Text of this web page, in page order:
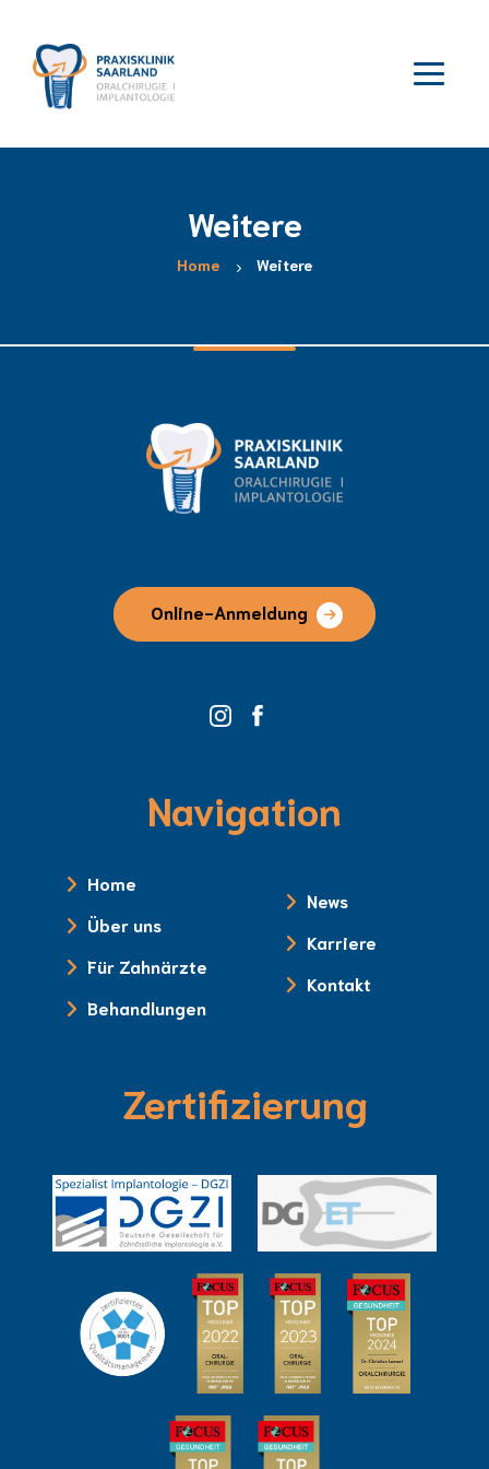
Weitere
Home Weitere
Online-Anmeldung
Navigation
Home
Über uns
Für Zahnärzte
Behandlungen
News
Karriere
Kontakt
Zertifizierung